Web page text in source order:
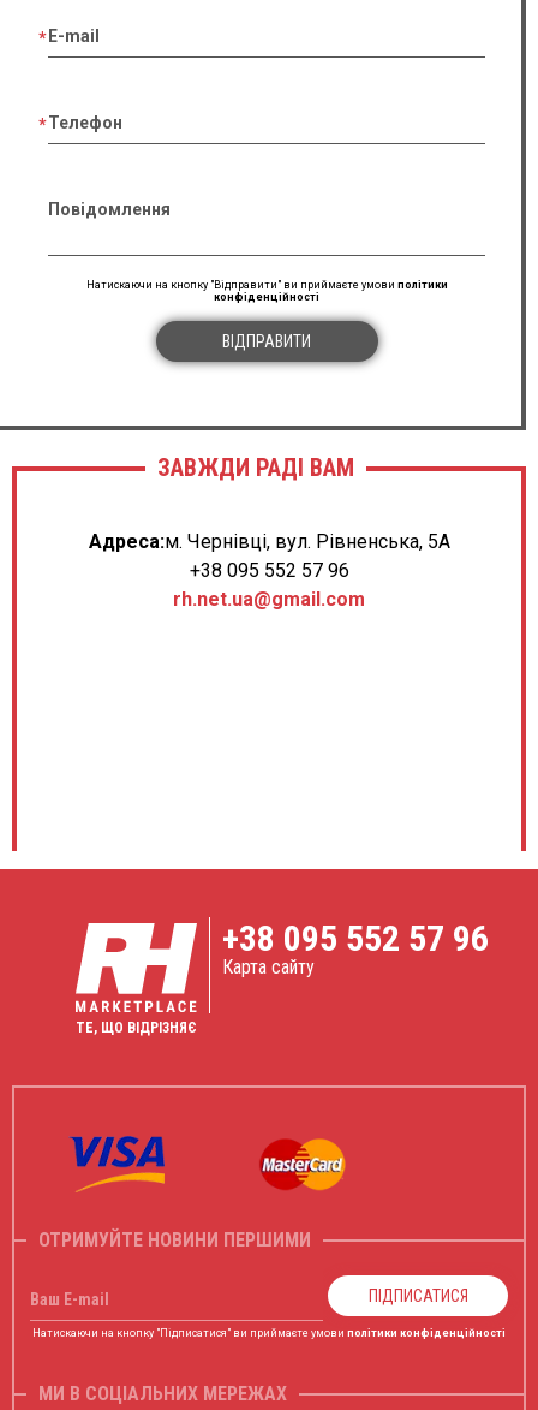
E-mail
Телефон
Повідомлення
Натискаючи на кнопку "Відправити" ви приймаєте умови політики
конфіденційності
ВІДПРАВИТИ
ЗАВЖДИ РАДІ ВАМ
Адреса:м. Чернівці, вул. Рівненська, 5А
+38 095 552 57 96
rh.net.ua@gmail.com
ТЕ, ЩО ВІДРІЗНЯЄ
+38 095 552 57 96
Карта сайту
ОТРИМУЙТЕ НОВИНИ ПЕРШИМИ
Ваш E-mail ПІДПИСАТИСЯ
Натискаючи на кнопку "Підписатися" ви приймаєте умови політики конфіденційності
МИ В СОЦІАЛЬНИХ МЕРЕЖАХ